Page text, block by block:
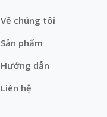
Về chúng tôi
Sản phẩm
Hướng dẫn
Liên hệ